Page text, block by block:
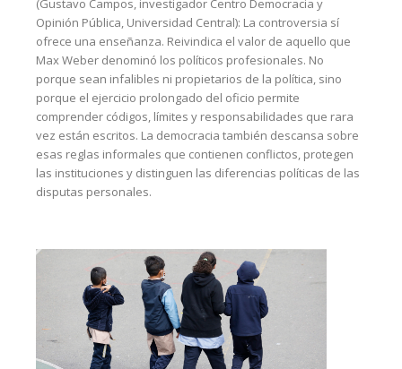
(Gustavo Campos, investigador Centro Democracia y
Opinión Pública, Universidad Central): La controversia sí
ofrece una enseñanza. Reivindica el valor de aquello que
Max Weber denominó los políticos profesionales. No
porque sean infalibles ni propietarios de la política, sino
porque el ejercicio prolongado del oficio permite
comprender códigos, límites y responsabilidades que rara
vez están escritos. La democracia también descansa sobre
esas reglas informales que contienen conflictos, protegen
las instituciones y distinguen las diferencias políticas de las
disputas personales.